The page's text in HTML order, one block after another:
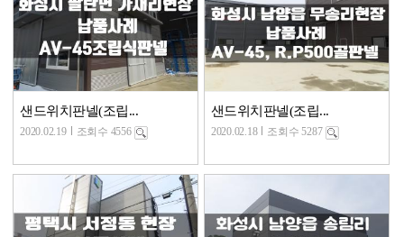
샌드위치판넬(조립...
2020.02.19 조회수 4556
샌드위치판넬(조립...
2020.02.18 조회수 5287